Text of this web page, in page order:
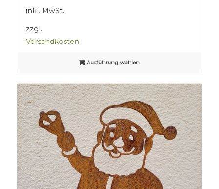
inkl. MwSt.
zzgl.
Versandkosten
Ausführung wählen